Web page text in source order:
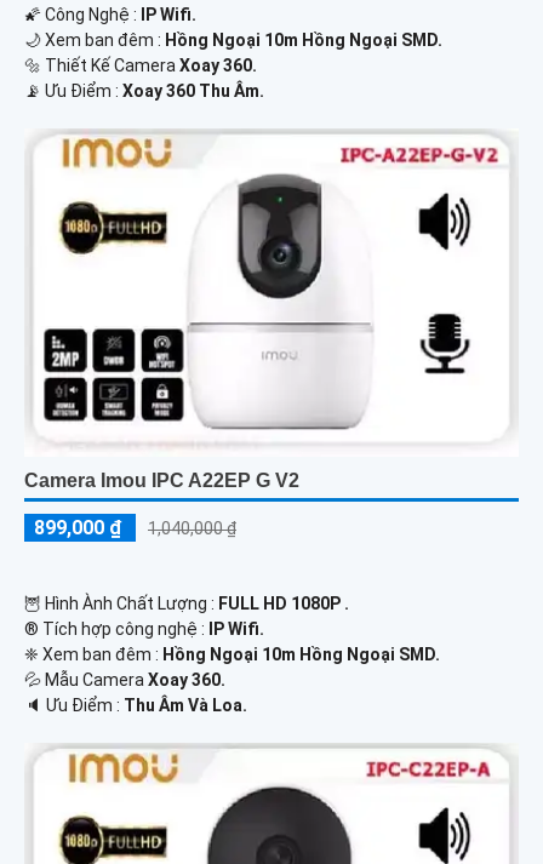
🌠 Công Nghệ :
IP Wifi.
🌙 Xem ban đêm : Hồng Ngoại 10m Hồng Ngoại SMD.
🔩 Thiết Kế Camera Xoay 360.
️📡 Ưu Điểm : Xoay 360 Thu Âm.
Camera Imou IPC A22EP G V2
899,000 ₫ 1,040,000 ₫
🦉 Hình Ành Chất Lượng : FULL HD 1080P .
®️ Tích hợp công nghệ :
IP Wifi.
❈ Xem ban đêm : Hồng Ngoại 10m Hồng Ngoại SMD.
💦 Mẫu Camera Xoay 360.
️🔈 Ưu Điểm : Thu Âm Và Loa.